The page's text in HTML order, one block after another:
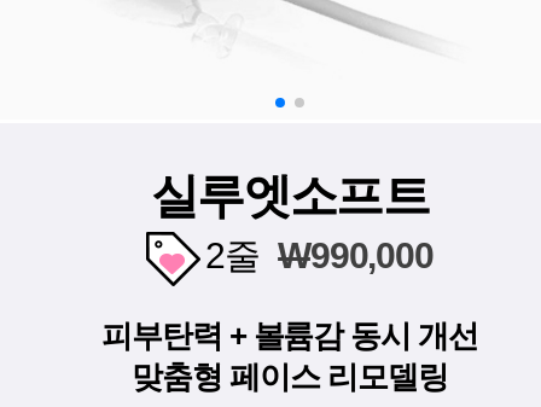
실루엣소프트
2줄 W990,000
피부탄력 + 볼륨감 동시 개선
맞춤형 페이스 리모델링